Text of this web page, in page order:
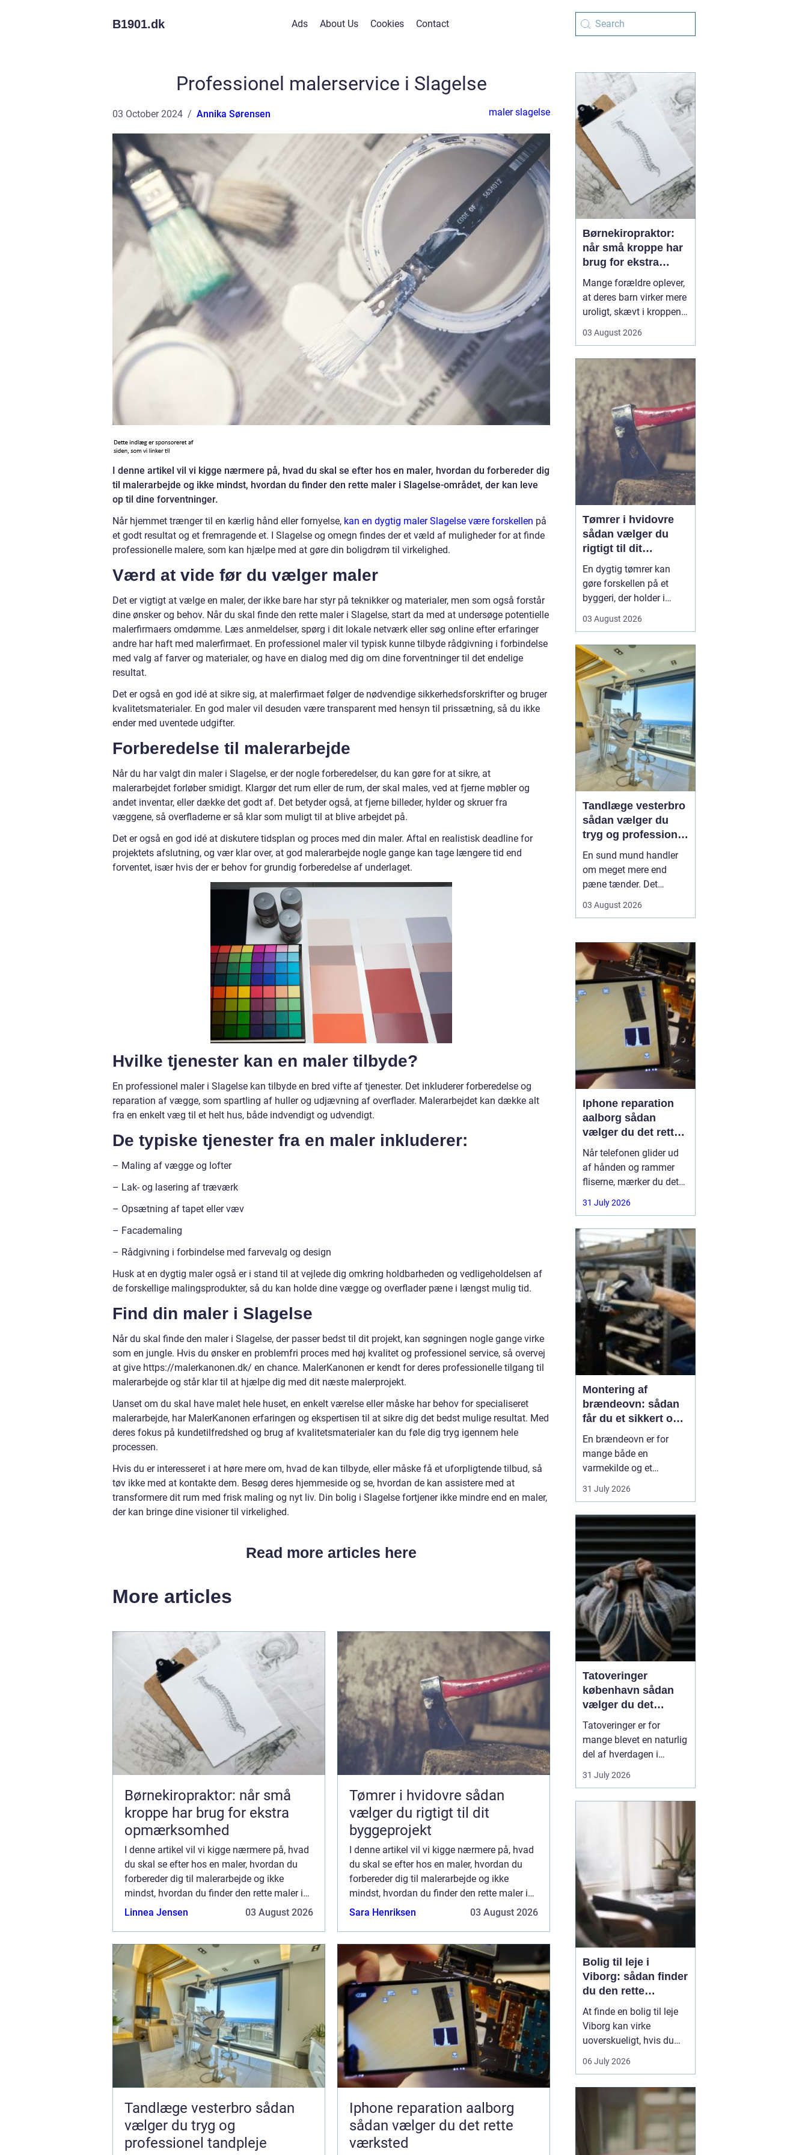
B1901.dk Ads About Us Cookies Contact
Professionel malerservice i Slagelse
03 October 2024 Annika Sørensen maler slagelse
I denne artikel vil vi kigge nærmere på, hvad du skal se efter hos en maler, hvordan du forbereder dig
til malerarbejde og ikke mindst, hvordan du finder den rette maler i Slagelse-området, der kan leve
op til dine forventninger.
Når hjemmet trænger til en kærlig hånd eller fornyelse, kan en dygtig maler Slagelse være forskellen på
et godt resultat og et fremragende et. I Slagelse og omegn findes der et væld af muligheder for at finde
professionelle malere, som kan hjælpe med at gøre din boligdrøm til virkelighed.
Værd at vide før du vælger maler
Det er vigtigt at vælge en maler, der ikke bare har styr på teknikker og materialer, men som også forstår
dine ønsker og behov. Når du skal finde den rette maler i Slagelse, start da med at undersøge potentielle
malerfirmaers omdømme. Læs anmeldelser, spørg i dit lokale netværk eller søg online efter erfaringer
andre har haft med malerfirmaet. En professionel maler vil typisk kunne tilbyde rådgivning i forbindelse
med valg af farver og materialer, og have en dialog med dig om dine forventninger til det endelige
resultat.
Det er også en god idé at sikre sig, at malerfirmaet følger de nødvendige sikkerhedsforskrifter og bruger
kvalitetsmaterialer. En god maler vil desuden være transparent med hensyn til prissætning, så du ikke
ender med uventede udgifter.
Forberedelse til malerarbejde
Når du har valgt din maler i Slagelse, er der nogle forberedelser, du kan gøre for at sikre, at
malerarbejdet forløber smidigt. Klargør det rum eller de rum, der skal males, ved at fjerne møbler og
andet inventar, eller dække det godt af. Det betyder også, at fjerne billeder, hylder og skruer fra
væggene, så overfladerne er så klar som muligt til at blive arbejdet på.
Det er også en god idé at diskutere tidsplan og proces med din maler. Aftal en realistisk deadline for
projektets afslutning, og vær klar over, at god malerarbejde nogle gange kan tage længere tid end
forventet, især hvis der er behov for grundig forberedelse af underlaget.
Hvilke tjenester kan en maler tilbyde?
En professionel maler i Slagelse kan tilbyde en bred vifte af tjenester. Det inkluderer forberedelse og
reparation af vægge, som spartling af huller og udjævning af overflader. Malerarbejdet kan dække alt
fra en enkelt væg til et helt hus, både indvendigt og udvendigt.
De typiske tjenester fra en maler inkluderer:
– Maling af vægge og lofter
– Lak- og lasering af træværk
– Opsætning af tapet eller væv
– Facademaling
– Rådgivning i forbindelse med farvevalg og design
Husk at en dygtig maler også er i stand til at vejlede dig omkring holdbarheden og vedligeholdelsen af
de forskellige malingsprodukter, så du kan holde dine vægge og overflader pæne i længst mulig tid.
Find din maler i Slagelse
Når du skal finde den maler i Slagelse, der passer bedst til dit projekt, kan søgningen nogle gange virke
som en jungle. Hvis du ønsker en problemfri proces med høj kvalitet og professionel service, så overvej
at give https://malerkanonen.dk/ en chance. MalerKanonen er kendt for deres professionelle tilgang til
malerarbejde og står klar til at hjælpe dig med dit næste malerprojekt.
Uanset om du skal have malet hele huset, en enkelt værelse eller måske har behov for specialiseret
malerarbejde, har MalerKanonen erfaringen og ekspertisen til at sikre dig det bedst mulige resultat. Med
deres fokus på kundetilfredshed og brug af kvalitetsmaterialer kan du føle dig tryg igennem hele
processen.
Hvis du er interesseret i at høre mere om, hvad de kan tilbyde, eller måske få et uforpligtende tilbud, så
tøv ikke med at kontakte dem. Besøg deres hjemmeside og se, hvordan de kan assistere med at
transformere dit rum med frisk maling og nyt liv. Din bolig i Slagelse fortjener ikke mindre end en maler,
der kan bringe dine visioner til virkelighed.
Read more articles here
More articles
Børnekiropraktor: når små
kroppe har brug for ekstra
opmærksomhed
I denne artikel vil vi kigge nærmere på, hvad
du skal se efter hos en maler, hvordan du
forbereder dig til malerarbejde og ikke
mindst, hvordan du finder den rette maler i
Slagelse-området, der kan leve op til dine
Linnea Jensen 03 August 2026
Tømrer i hvidovre sådan
vælger du rigtigt til dit
byggeprojekt
I denne artikel vil vi kigge nærmere på, hvad
du skal se efter hos en maler, hvordan du
forbereder dig til malerarbejde og ikke
mindst, hvordan du finder den rette maler i
Slagelse-området, der kan leve op til dine
Sara Henriksen 03 August 2026
Tandlæge vesterbro sådan
vælger du tryg og
professionel tandpleje
Iphone reparation aalborg
sådan vælger du det rette
værksted
Børnekiropraktor:
når små kroppe har
brug for ekstra
opmærksomhed
Mange forældre oplever,
at deres barn virker mere
uroligt, skævt i kroppen
uden at der er en klar
børnekiropraktor være en
mulighed. En kiropraktor
med særlig erfaring i...
03 August 2026
Tømrer i hvidovre
sådan vælger du
rigtigt til dit
byggeprojekt
En dygtig tømrer kan
gøre forskellen på et
byggeri, der holder i
giver dig problemer igen
efter en tømrer i
Hvidovre, handler det
derfor ikke kun om pris.
Det handler om kvalitet,
tryghed og gode løsni...
03 August 2026
Tandlæge vesterbro
sådan vælger du
tryg og professionel
tandpleje
En sund mund handler
om meget mere end
pæne tænder. Det
hverdag, din selvtillid og
duleder efter tandlæge
vesterbro, møder du
derfor mange
valgmuligheder m...
03 August 2026
Iphone reparation
aalborg sådan
vælger du det rette
værksted
Når telefonen glider ud
af hånden og rammer
fliserne, mærker du det
med det samme.
Skærmen splintrer, lyden
står af midt på dagen.
For mange i Aalborg er
mobilen helt central i
både arbejde, studie og
hverdag. Derfor
31 July 2026
Montering af
brændeovn: sådan
får du et sikkert og
smukt resultat
En brændeovn er for
mange både en
varmekilde og et
samlingspunkt i
hjemmet. Flammerne
mærkes i hele rummet.
Men montering af
brændeovn er ikke noget,
man bør kaste sig ud i
uden viden og
planl&ae...
31 July 2026
Tatoveringer
københavn sådan
vælger du det
rigtige studie
Tatoveringer er for
mange blevet en naturlig
del af hverdagen i
København. Byen er fyldt
med dygtige artister,
spænder vidt. Når man
31 July 2026
Bolig til leje i
Viborg: sådan finder
du den rette
lejlighed
At finde en bolig til leje
Viborg kan virke
uoverskueligt, hvis du
ikke kender byen eller det
lokale boligmarked. Der
priserne varierer, og
områderne har hver
deres særpræg. Med en
klar plan, lidt viden om
06 July 2026